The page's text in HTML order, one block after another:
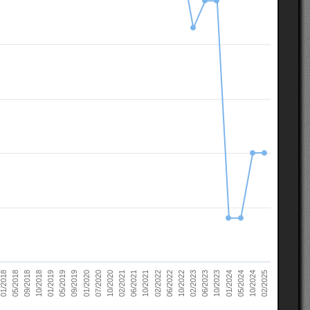
01/2018 05/2018 09/2018 10/2018 01/2019 05/2019 09/2019 01/2020 07/2020 10/2020 02/2021 06/2021 10/2021 02/2022 06/2022 10/2022 02/2023 06/2023 10/2023 01/2024 05/2024 10/2024 02/2025